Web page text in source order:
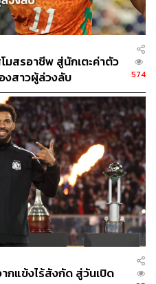
มสรอาชีพ สู่นักเตะค่าตัว
งสาวผู้ล่วงลับ
574
กแข้งไร้สังกัด สู่วันเปิด